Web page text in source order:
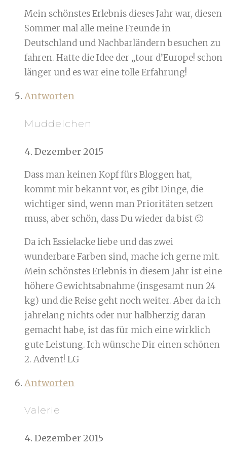
Mein schönstes Erlebnis dieses Jahr war, diesen
Sommer mal alle meine Freunde in
Deutschland und Nachbarländern besuchen zu
fahren. Hatte die Idee der „tour d’Europe! schon
länger und es war eine tolle Erfahrung!
Antworten
Muddelchen
4. Dezember 2015
Dass man keinen Kopf fürs Bloggen hat,
kommt mir bekannt vor, es gibt Dinge, die
wichtiger sind, wenn man Prioritäten setzen
muss, aber schön, dass Du wieder da bist 🙂
Da ich Essielacke liebe und das zwei
wunderbare Farben sind, mache ich gerne mit.
Mein schönstes Erlebnis in diesem Jahr ist eine
höhere Gewichtsabnahme (insgesamt nun 24
kg) und die Reise geht noch weiter. Aber da ich
jahrelang nichts oder nur halbherzig daran
gemacht habe, ist das für mich eine wirklich
gute Leistung. Ich wünsche Dir einen schönen
2. Advent! LG
Antworten
Valerie
4. Dezember 2015